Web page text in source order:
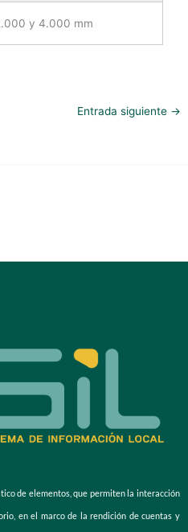
y 4.000 mm
Entrada siguiente →
de elementos, que permiten la interacción
en el marco de la rendición de cuentas y